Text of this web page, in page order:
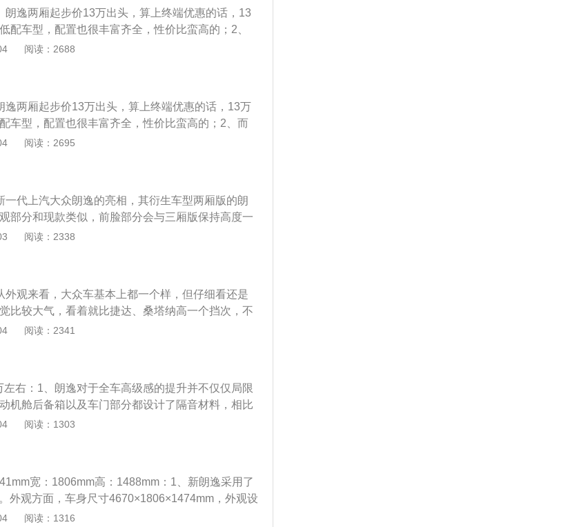
朗逸两厢起步价13万出头，算上终端优惠的话，13
配车型，配置也很丰富齐全，性价比蛮高的；2、
表现都相当出色的两厢车型，外形时尚优雅，车身
机，动力足，油耗低。
阅读：2688
逸两厢起步价13万出头，算上终端优惠的话，13万
车型，配置也很丰富齐全，性价比蛮高的；2、而
现都相当出色的两厢车型，外形时尚优雅，车身尺
机，动力足，油耗低。
阅读：2695
一代上汽大众朗逸的亮相，其衍生车型两厢版的朗
部分和现款类似，前脸部分会与三厢版保持高度一
中网，横向的格栅也是大众一贯的作风，而大灯
化，但是还是十分熟悉的感觉，中庸但不失大气。
阅读：2338
外观来看，大众车基本上都一个样，但仔细看还是
比较大气，看着就比捷达、桑塔纳高一个挡次，不
，大灯设计的很有科技感，显得更年轻时尚，相对
中间有凸起，长时间坐可能会不舒服，储物空间绝
定性很强，新手开车都感觉不到有顿挫感，方向盘
动力方面表现还可以，速度快的时候隔音还是很好
朗逸外观是一大优势，有的人就是冲着外观买的，
看，性价比还是蛮高的。资金充裕的话，推荐你买
阅读：2341
右：1、朗逸对于全车高级感的提升并不仅仅局限
机舱后备箱以及车门部分都设计了隔音材料，相比
能上有一定优势；2、设计的布局看着比较舒服显
舒服的，唯一值得吐槽的是塑料感太强，中央出风
动力部分是由三款不同的涡轮增压发动机构成，三
2.0T，选择范围还是挺广的，传动系统同样也有三
和7DCT变速箱，这样的三款变速箱+三款发动机结
，结果还是不错的；4、上汽大众推出朗逸PLUS，
阅读：1303
宽：1806mm高：1488mm：1、新朗逸采用了
外观方面，车身尺寸4670×1806×1474mm，外观设
中网精致耐看，大气稳健，车身侧面修长厚重了不
阅读：1316